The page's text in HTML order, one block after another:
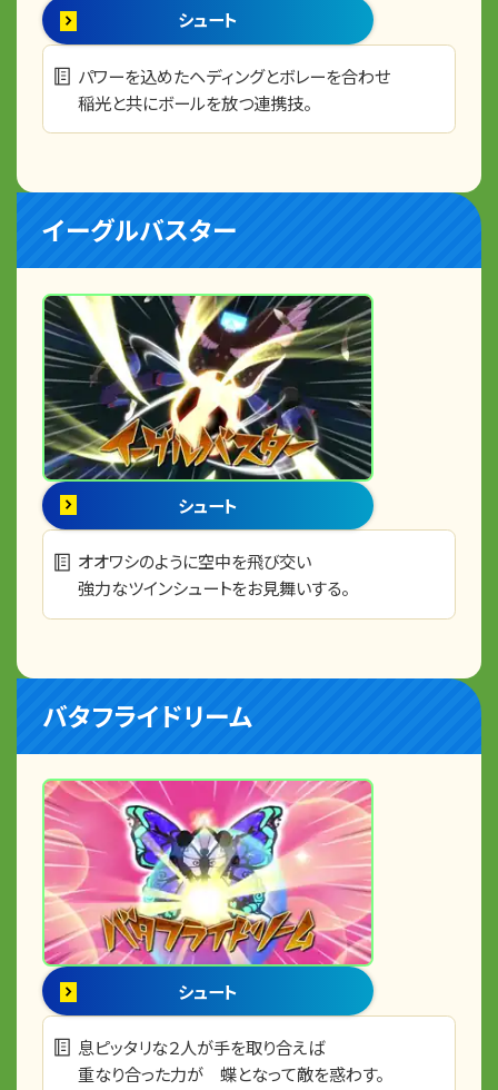
シュート
パワーを込めたヘディングとボレーを合わせ
稲光と共にボールを放つ連携技。
イーグルバスター
シュート
オオワシのように空中を飛び交い
強力なツインシュートをお見舞いする。
バタフライドリーム
シュート
息ピッタリな２人が手を取り合えば
重なり合った力が 蝶となって敵を惑わす。